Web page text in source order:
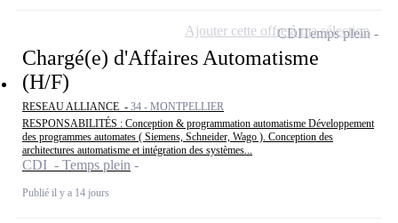
Chargé(e) d'Affaires Automatisme
(H/F)
RESEAU ALLIANCE - 34 - MONTPELLIER
RESPONSABILITÉS : Conception & programmation automatisme Développement
des programmes automates ( Siemens, Schneider, Wago ). Conception des
architectures automatisme et intégration des systèmes...
CDI - Temps plein
Publié il y a 14 jours
CDITemps plein
Ajouter cette offre à ma sélection